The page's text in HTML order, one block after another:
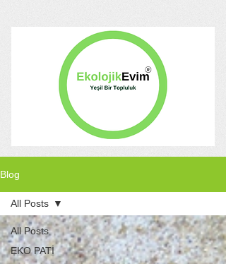
Blog
All Posts
EKO PATİ
All Posts